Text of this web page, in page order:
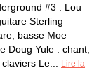
#3 : Lou
Sterling
basse Moe
Doug Yule : chant,
Le...
Lire la